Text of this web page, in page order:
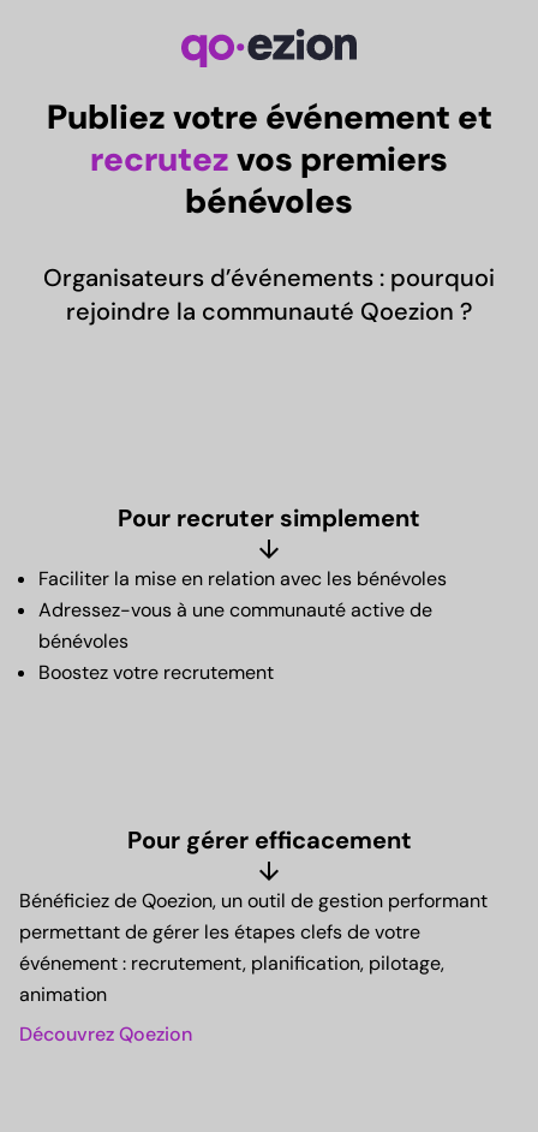
Publiez votre événement et
recrutezvos premiers
bénévoles
Organisateurs d’événements : pourquoi
rejoindre la communauté Qoezion ?
Pour recruter simplement
arrow_downward
Faciliter la mise en relation avec les bénévoles
Adressez-vous à une communauté active de
bénévoles
Boostez votre recrutement
Pour gérer efficacement
arrow_downward
Bénéficiez de Qoezion, un outil de gestion performant
permettant de gérer les étapes clefs de votre
événement : recrutement, planification, pilotage,
animation
Découvrez Qoezion